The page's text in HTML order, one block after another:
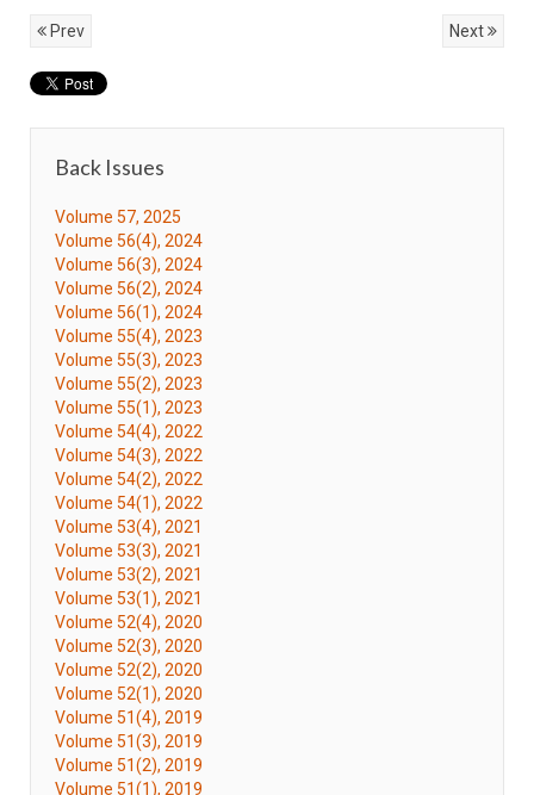
Prev Next
Back Issues
Volume 57, 2025
Volume 56(4), 2024
Volume 56(3), 2024
Volume 56(2), 2024
Volume 56(1), 2024
Volume 55(4), 2023
Volume 55(3), 2023
Volume 55(2), 2023
Volume 55(1), 2023
Volume 54(4), 2022
Volume 54(3), 2022
Volume 54(2), 2022
Volume 54(1), 2022
Volume 53(4), 2021
Volume 53(3), 2021
Volume 53(2), 2021
Volume 53(1), 2021
Volume 52(4), 2020
Volume 52(3), 2020
Volume 52(2), 2020
Volume 52(1), 2020
Volume 51(4), 2019
Volume 51(3), 2019
Volume 51(2), 2019
Volume 51(1), 2019